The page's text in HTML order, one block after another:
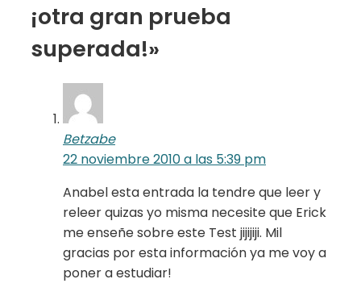
¡otra gran prueba
superada!»
Betzabe
22 noviembre 2010 a las 5:39 pm
Anabel esta entrada la tendre que leer y
releer quizas yo misma necesite que Erick
me enseñe sobre este Test jijijiji. Mil
gracias por esta información ya me voy a
poner a estudiar!